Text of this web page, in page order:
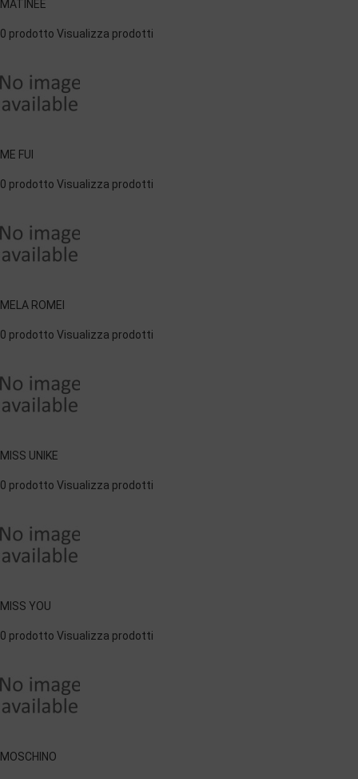
MATINEÉ
0 prodotto Visualizza prodotti
ME FUI
0 prodotto Visualizza prodotti
MELA ROMEI
0 prodotto Visualizza prodotti
MISS UNIKE
0 prodotto Visualizza prodotti
MISS YOU
0 prodotto Visualizza prodotti
MOSCHINO